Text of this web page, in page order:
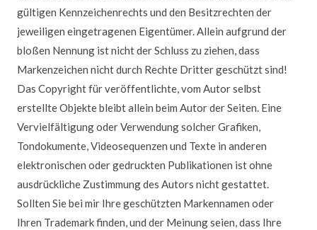
gültigen Kennzeichenrechts und den Besitzrechten der
jeweiligen eingetragenen Eigentümer. Allein aufgrund der
bloßen Nennung ist nicht der Schluss zu ziehen, dass
Markenzeichen nicht durch Rechte Dritter geschützt sind!
Das Copyright für veröffentlichte, vom Autor selbst
erstellte Objekte bleibt allein beim Autor der Seiten. Eine
Vervielfältigung oder Verwendung solcher Grafiken,
Tondokumente, Videosequenzen und Texte in anderen
elektronischen oder gedruckten Publikationen ist ohne
ausdrückliche Zustimmung des Autors nicht gestattet.
Sollten Sie bei mir Ihre geschützten Markennamen oder
Ihren Trademark finden, und der Meinung seien, dass Ihre